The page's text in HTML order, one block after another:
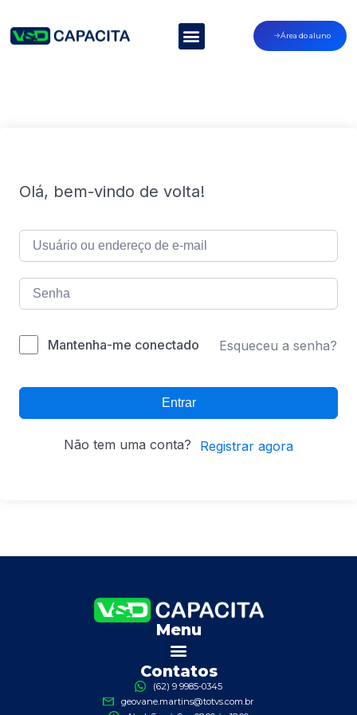
Área do aluno
Olá, bem-vindo de volta!
Mantenha-me conectado Esqueceu a senha?
Entrar
Não tem uma conta? Registrar agora
Menu
Contatos
(62) 9 9985-0345
geovane.martins@totvs.com.br